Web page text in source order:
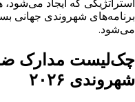
استراتژیکی که ایجاد می‌شود،
برنامه‌های شهروندی جهانی
می‌شود.
چک‌لیست مدارک
شهروندی ۲۰۲۶